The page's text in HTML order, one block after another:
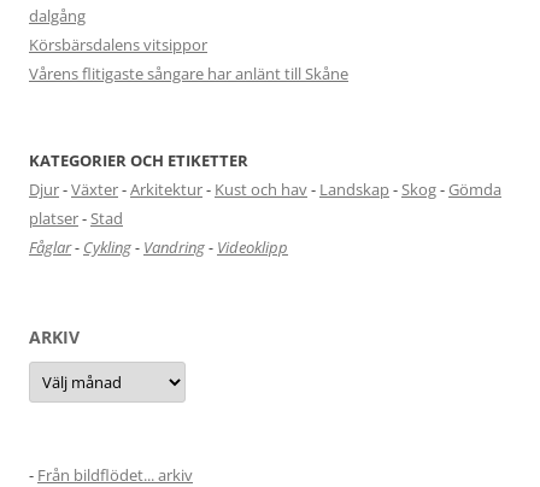
dalgång
Körsbärsdalens vitsippor
Vårens flitigaste sångare har anlänt till Skåne
KATEGORIER OCH ETIKETTER
Djur-Växter-Arkitektur- Kust och hav- Landskap-Skog-Gömda
platser-Stad
Fåglar- Cykling- Vandring- Videoklipp
ARKIV
Arkiv
- Från bildflödet... arkiv